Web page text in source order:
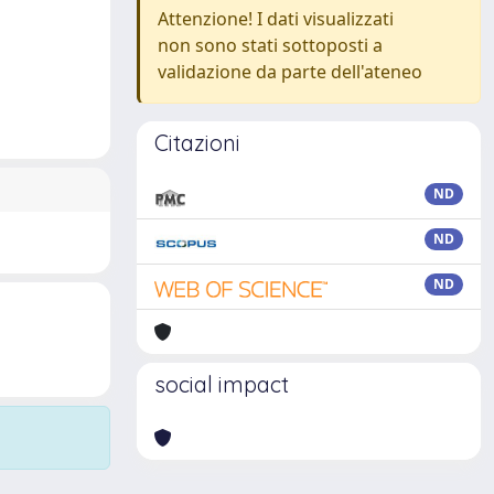
Attenzione! I dati visualizzati
non sono stati sottoposti a
validazione da parte dell'ateneo
Citazioni
ND
ND
ND
social impact